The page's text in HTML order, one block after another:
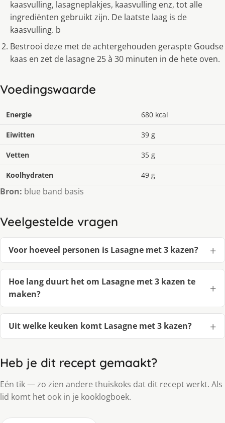
kaasvulling, lasagneplakjes, kaasvulling enz, tot alle
ingrediënten gebruikt zijn. De laatste laag is de
kaasvulling. b
Bestrooi deze met de achtergehouden geraspte Goudse
kaas en zet de lasagne 25 à 30 minuten in de hete oven.
Voedingswaarde
Energie 680 kcal
Eiwitten 39 g
Vetten 35 g
Koolhydraten 49 g
Bron: blue band basis
Veelgestelde vragen
Voor hoeveel personen is Lasagne met 3 kazen?
Hoe lang duurt het om Lasagne met 3 kazen te
maken?
Uit welke keuken komt Lasagne met 3 kazen?
Heb je dit recept gemaakt?
Eén tik — zo zien andere thuiskoks dat dit recept werkt. Als
lid komt het ook in je kooklogboek.